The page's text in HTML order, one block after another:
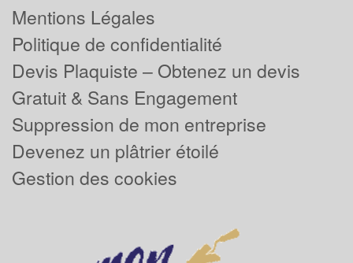
Mentions Légales
Politique de confidentialité
Devis Plaquiste – Obtenez un devis
Gratuit & Sans Engagement
Suppression de mon entreprise
Devenez un plâtrier étoilé
Gestion des cookies